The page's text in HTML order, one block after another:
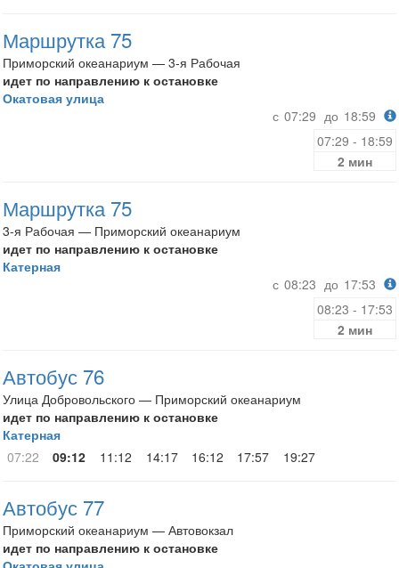
Маршрутка 75
Приморский океанариум — 3-я Рабочая
идет по направлению к остановке
Окатовая улица
с 07:29 до 18:59
07:29 - 18:59
2 мин
Маршрутка 75
3-я Рабочая — Приморский океанариум
идет по направлению к остановке
Катерная
с 08:23 до 17:53
08:23 - 17:53
2 мин
Автобус 76
Улица Добровольского — Приморский океанариум
идет по направлению к остановке
Катерная
07:22
09:12 11:12 14:17 16:12 17:57 19:27
Автобус 77
Приморский океанариум — Автовокзал
идет по направлению к остановке